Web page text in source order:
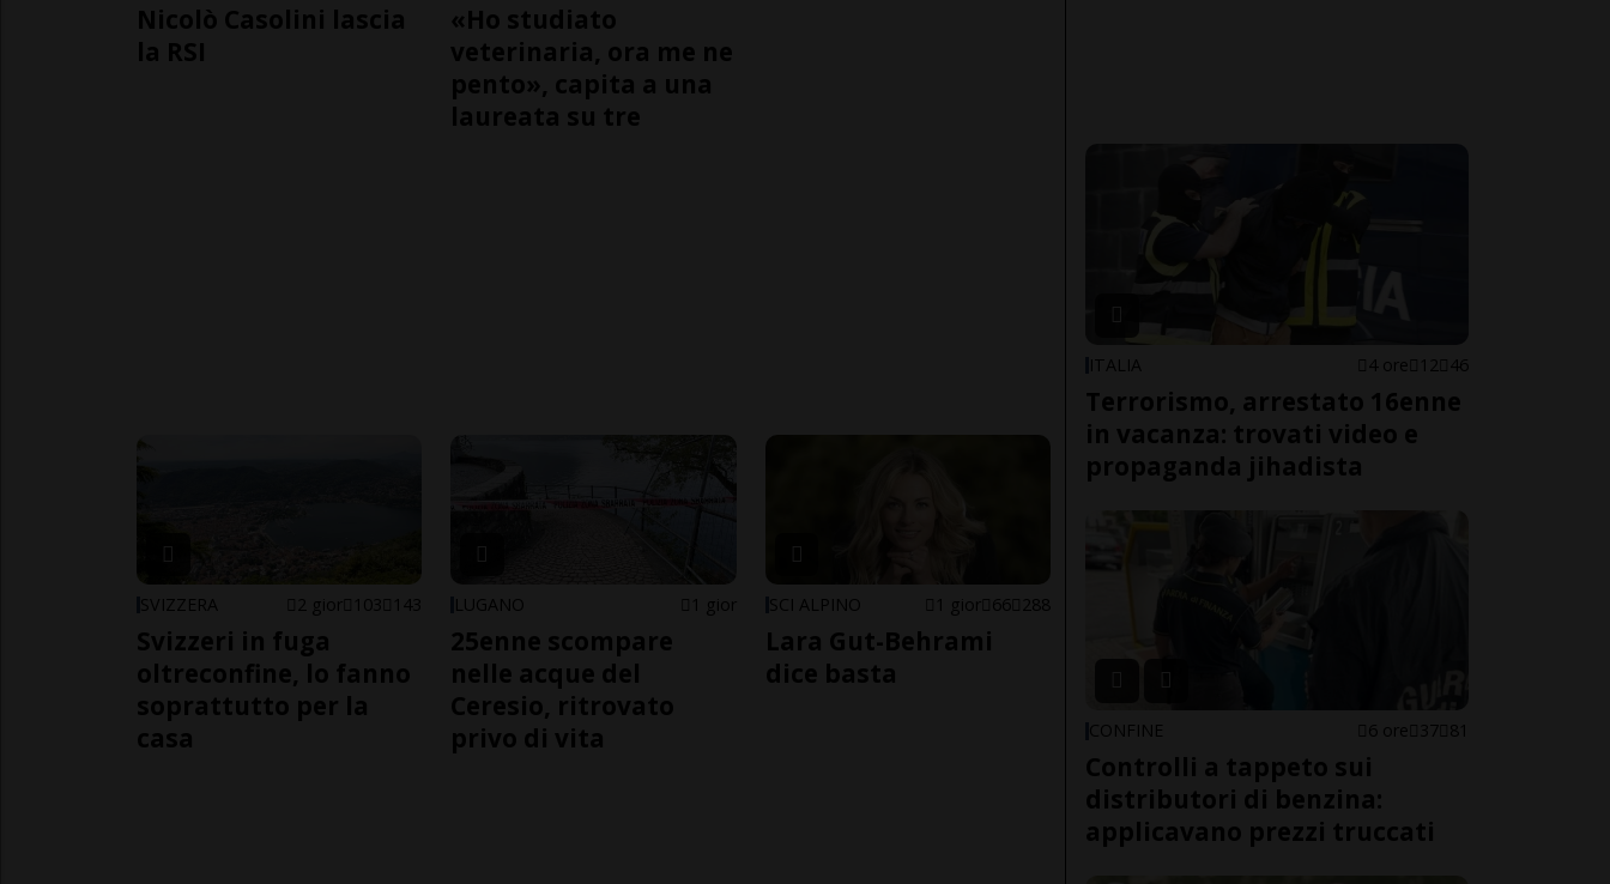
Nicolò Casolini lascia
la RSI
«Ho studiato
veterinaria, ora me ne
pento», capita a una
laureata su tre
SVIZZERA 2 gior 103 143
Svizzeri in fuga
oltreconfine, lo fanno
soprattutto per la
casa
LUGANO 1 gior
25enne scompare
nelle acque del
Ceresio, ritrovato
privo di vita
SCI ALPINO 1 gior 66 288
Lara Gut-Behrami
dice basta
ITALIA 4 ore 12 46
Terrorismo, arrestato 16enne
in vacanza: trovati video e
propaganda jihadista
CONFINE 6 ore 37 81
Controlli a tappeto sui
distributori di benzina:
applicavano prezzi truccati